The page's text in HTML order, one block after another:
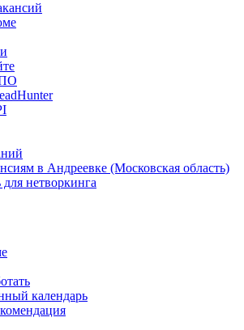
ПО
в Андреевке (Московская область)
для нетворкинга
календарь